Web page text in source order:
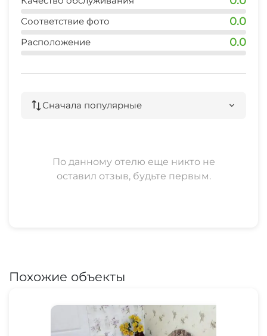
Соответствие фото 0.0
Расположение 0.0
Сначала популярные
По данному отелю еще никто не
оставил отзыв, будьте первым.
Похожие объекты